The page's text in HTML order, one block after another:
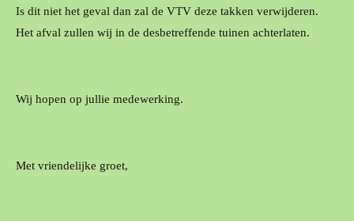
Is dit niet het geval dan zal de VTV deze takken verwijderen.
Het afval zullen wij in de desbetreffende tuinen achterlaten.
Wij hopen op jullie medewerking.
Met vriendelijke groet,